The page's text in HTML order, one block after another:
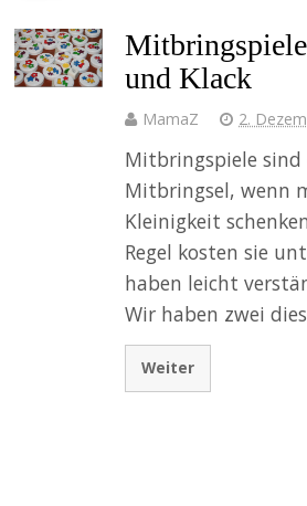
und Klack
MamaZ 2.
Mitbringspiele sind
Mitbringsel, wenn
Kleinigkeit
Regel kosten sie
haben leicht
Wir haben zwei
Weiter